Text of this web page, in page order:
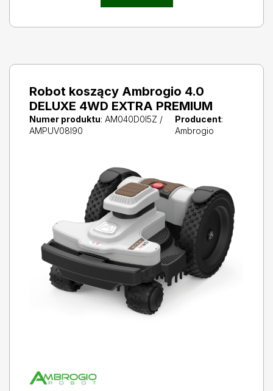
Robot koszący Ambrogio 4.0
DELUXE 4WD EXTRA PREMIUM
Numer produktu: AM040D0I5Z /
AMPUV08I90
Producent:
Ambrogio